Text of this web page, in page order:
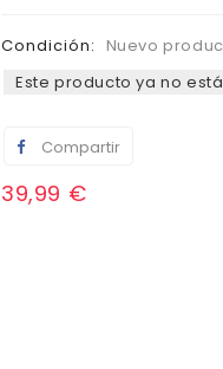
Condición:
Nuevo
Este producto ya no
Compartir
39,99 €